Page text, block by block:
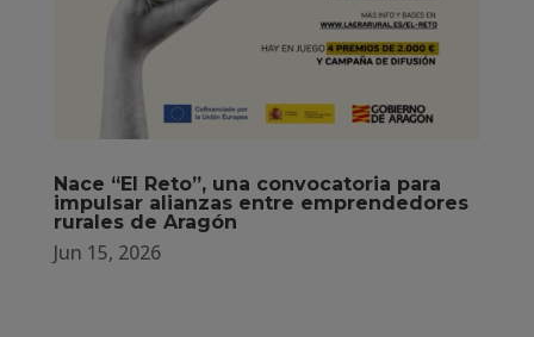
Nace “El Reto”, una convocatoria para
impulsar alianzas entre emprendedores
rurales de Aragón
Jun 15, 2026